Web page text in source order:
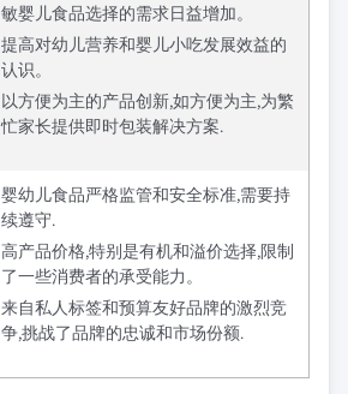
敏婴儿食品选择的需求日益增加。
提高对幼儿营养和婴儿小吃发展效益的
认识。
以方便为主的产品创新,如方便为主,为繁
忙家长提供即时包装解决方案.
婴幼儿食品严格监管和安全标准,需要持
续遵守.
高产品价格,特别是有机和溢价选择,限制
了一些消费者的承受能力。
来自私人标签和预算友好品牌的激烈竞
争,挑战了品牌的忠诚和市场份额.